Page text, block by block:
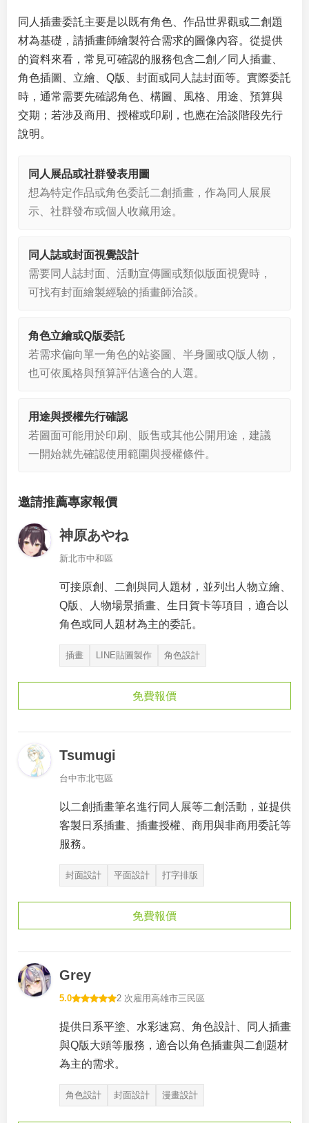
同人插畫委託主要是以既有角色、作品世界觀或二創題
材為基礎，請插畫師繪製符合需求的圖像內容。從提供
的資料來看，常見可確認的服務包含二創／同人插畫、
角色插圖、立繪、Q版、封面或同人誌封面等。實際委託
時，通常需要先確認角色、構圖、風格、用途、預算與
交期；若涉及商用、授權或印刷，也應在洽談階段先行
說明。
同人展品或社群發表用圖
想為特定作品或角色委託二創插畫，作為同人展展
示、社群發布或個人收藏用途。
同人誌或封面視覺設計
需要同人誌封面、活動宣傳圖或類似版面視覺時，
可找有封面繪製經驗的插畫師洽談。
角色立繪或Q版委託
若需求偏向單一角色的站姿圖、半身圖或Q版人物，
也可依風格與預算評估適合的人選。
用途與授權先行確認
若圖面可能用於印刷、販售或其他公開用途，建議
一開始就先確認使用範圍與授權條件。
邀請推薦專家報價
神原あやね
新北市中和區
可接原創、二創與同人題材，並列出人物立繪、
Q版、人物場景插畫、生日賀卡等項目，適合以
角色或同人題材為主的委託。
插畫 LINE貼圖製作 角色設計
免費報價
Tsumugi
台中市北屯區
以二創插畫筆名進行同人展等二創活動，並提供
客製日系插畫、插畫授權、商用與非商用委託等
服務。
封面設計 平面設計 打字排版
免費報價
Grey
5.0 2 次雇用高雄市三民區
提供日系平塗、水彩速寫、角色設計、同人插畫
與Q版大頭等服務，適合以角色插畫與二創題材
為主的需求。
角色設計 封面設計 漫畫設計